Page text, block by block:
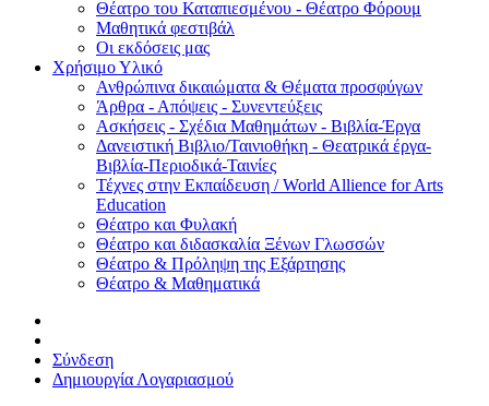
Θέατρο του Καταπιεσμένου - Θέατρο Φόρουμ
Μαθητικά φεστιβάλ
Οι εκδόσεις μας
Χρήσιμο Υλικό
Ανθρώπινα δικαιώματα & Θέματα προσφύγων
Άρθρα - Απόψεις - Συνεντεύξεις
Ασκήσεις - Σχέδια Μαθημάτων - Βιβλία-Έργα
Δανειστική Βιβλιο/Ταινιοθήκη - Θεατρικά έργα-
Βιβλία-Περιοδικά-Ταινίες
Τέχνες στην Εκπαίδευση / World Allience for Arts
Education
Θέατρο και Φυλακή
Θέατρο και διδασκαλία Ξένων Γλωσσών
Θέατρο & Πρόληψη της Εξάρτησης
Θέατρο & Μαθηματικά
Σύνδεση
Δημιουργία Λογαριασμού